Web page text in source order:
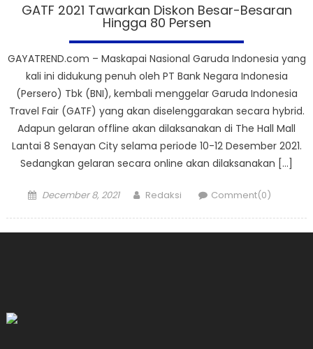
GATF 2021 Tawarkan Diskon Besar-Besaran
Hingga 80 Persen
GAYATREND.com – Maskapai Nasional Garuda Indonesia yang
kali ini didukung penuh oleh PT Bank Negara Indonesia
(Persero) Tbk (BNI), kembali menggelar Garuda Indonesia
Travel Fair (GATF) yang akan diselenggarakan secara hybrid.
Adapun gelaran offline akan dilaksanakan di The Hall Mall
Lantai 8 Senayan City selama periode 10-12 Desember 2021.
Sedangkan gelaran secara online akan dilaksanakan […]
Posted
December 8, 2021 Author
Redaksi Comment(0)